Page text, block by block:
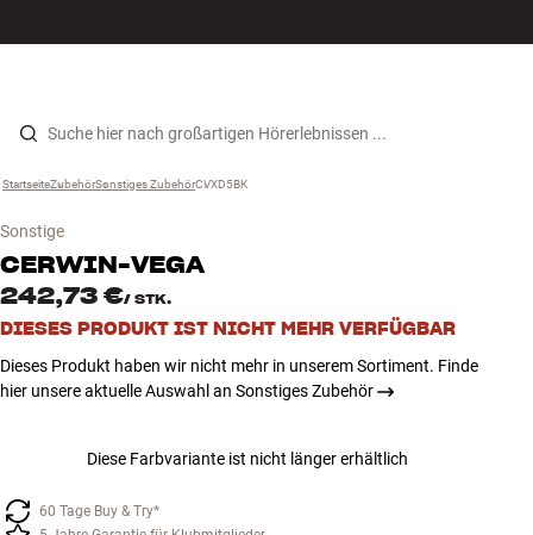
Zum Inhalt wechseln
Lautsprecher
Kopfhörer
Surround
TV
Startseite ›
Zubehör ›
Sonstiges Zubehör ›
CVXD5BK
Sonstige
CERWIN-VEGA
242,73 €/ STK.
DIESES PRODUKT IST NICHT MEHR VERFÜGBAR
Dieses Produkt haben wir nicht mehr in unserem Sortiment. Finde
hier unsere aktuelle Auswahl an Sonstiges Zubehör
Diese Farbvariante ist nicht länger erhältlich
60 Tage Buy & Try*